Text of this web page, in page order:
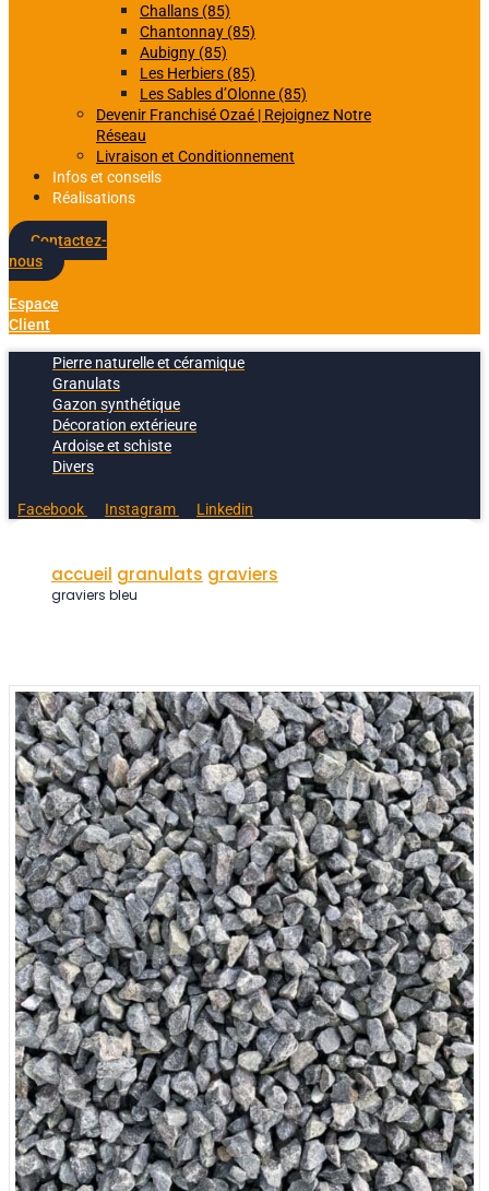
Challans (85)
Chantonnay (85)
Aubigny (85)
Les Herbiers (85)
Les Sables d’Olonne (85)
Devenir Franchisé Ozaé | Rejoignez Notre
Réseau
Livraison et Conditionnement
Infos et conseils
Réalisations
Contactez-
nous
Espace
Client
Pierre naturelle et céramique
Granulats
Gazon synthétique
Décoration extérieure
Ardoise et schiste
Divers
Facebook Instagram Linkedin
accueil granulats graviers
graviers bleu